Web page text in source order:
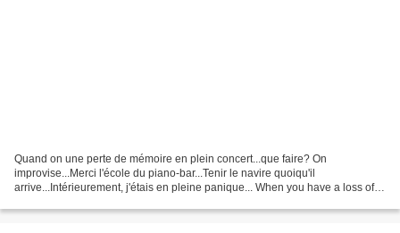
Quand on une perte de mémoire en plein concert...que faire? On
improvise...Merci l'école du piano-bar...Tenir le navire quoiqu'il
arrive...Intérieurement, j'étais en pleine panique... When you have a loss of